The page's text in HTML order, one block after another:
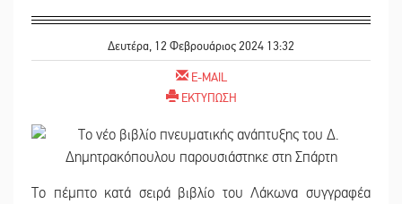
Δευτέρα, 12 Φεβρουάριος 2024 13:32
E-MAIL
ΕΚΤΥΠΩΣΗ
Το πέμπτο κατά σειρά βιβλίο του Λάκωνα συγγραφέα